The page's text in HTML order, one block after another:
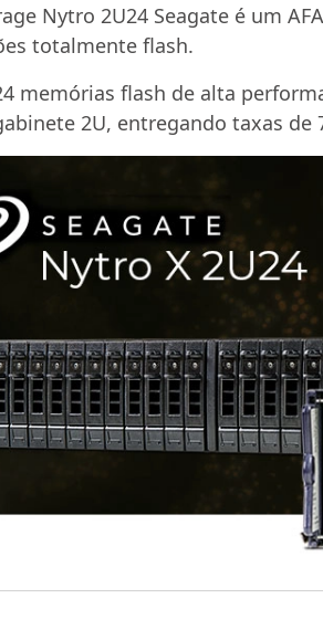
Nytro 2U24 Seagate é um
totalmente flash.
memórias flash de alta
2U, entregando taxas de